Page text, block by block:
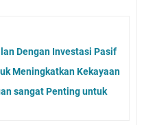
Dengan Investasi Pasif
Meningkatkan Kekayaan
sangat Penting untuk